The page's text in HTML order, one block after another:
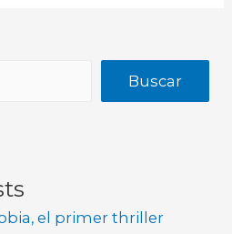
Buscar
el primer thriller